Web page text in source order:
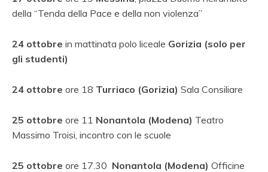
della “Tenda della Pace e della non violenza”
24 ottobre in mattinata polo liceale Gorizia (solo per
gli studenti)
24 ottobre ore 18 Turriaco (Gorizia) Sala Consiliare
25 ottobre ore 11 Nonantola (Modena) Teatro
Massimo Troisi, incontro con le scuole
25 ottobre ore 17.30 Nonantola (Modena) Officine